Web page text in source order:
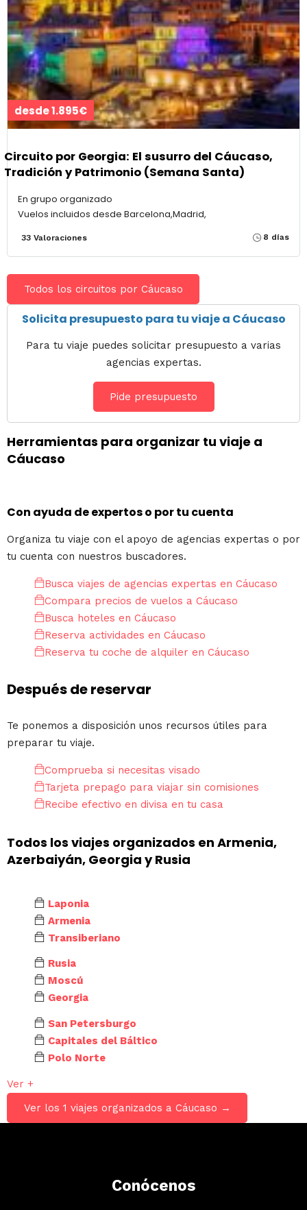
desde 1.895€
Circuito por Georgia: El susurro del Cáucaso,
Tradición y Patrimonio (Semana Santa)
En grupo organizado
Vuelos incluidos desde Barcelona,Madrid,
33 Valoraciones 8 días
Todos los circuitos por Cáucaso
Solicita presupuesto para tu viaje a Cáucaso
Para tu viaje puedes solicitar presupuesto a varias
agencias expertas.
Pide presupuesto
Herramientas para organizar tu viaje a
Cáucaso
Con ayuda de expertos o por tu cuenta
Organiza tu viaje con el apoyo de agencias expertas o por
tu cuenta con nuestros buscadores.
Busca viajes de agencias expertas en Cáucaso
Compara precios de vuelos a Cáucaso
Busca hoteles en Cáucaso
Reserva actividades en Cáucaso
Reserva tu coche de alquiler en Cáucaso
Después de reservar
Te ponemos a disposición unos recursos útiles para
preparar tu viaje.
Comprueba si necesitas visado
Tarjeta prepago para viajar sin comisiones
Recibe efectivo en divisa en tu casa
Todos los viajes organizados en Armenia,
Azerbaiyán, Georgia y Rusia
Laponia
Armenia
Transiberiano
Rusia
Moscú
Georgia
San Petersburgo
Capitales del Báltico
Polo Norte
Ver +
Ver los 1 viajes organizados a Cáucaso →
Conócenos